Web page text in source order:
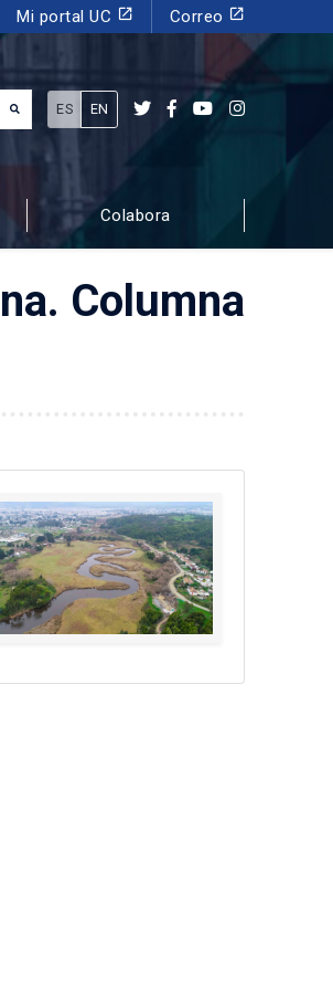
Mi portal UC launch Correo launch
ES EN
Colabora
Columna